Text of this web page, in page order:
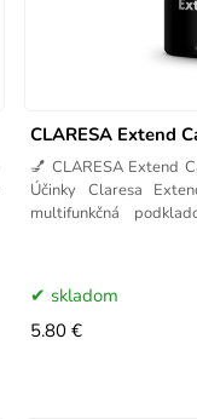
CLARESA Extend
💅 CLARESA Extend
Účinky Claresa
multifunkčná
skladom
5.80 €